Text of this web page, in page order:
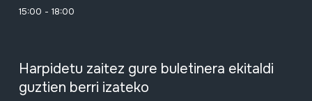
15:00 - 18:00
Harpidetu zaitez gure buletinera ekitaldi
guztien berri izateko